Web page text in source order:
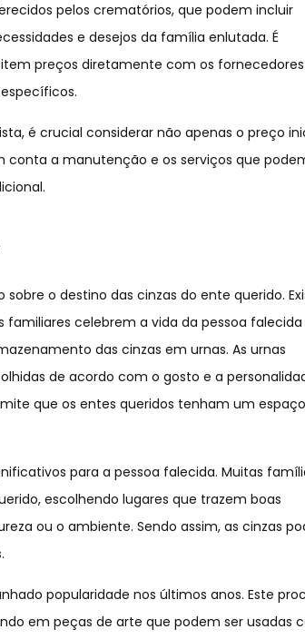
pelos crematórios, que podem incluir
e desejos da família enlutada. É
preços diretamente com os
é crucial considerar não apenas o preço
a manutenção e os serviços que
o destino das cinzas do ente querido.
celebrem a vida da pessoa falecida
das cinzas em urnas. As urnas
de acordo com o gosto e a
que os entes queridos tenham um
para a pessoa falecida. Muitas
escolhendo lugares que trazem boas
ou o ambiente. Sendo assim, as cinzas
popularidade nos últimos anos. Este
em peças de arte que podem ser usadas